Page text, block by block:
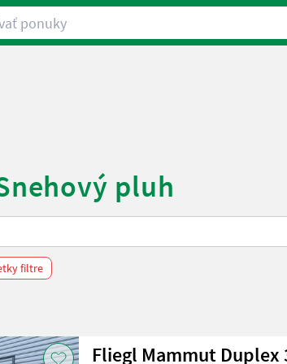
pluh
filtre
Fliegl Mammut Duplex